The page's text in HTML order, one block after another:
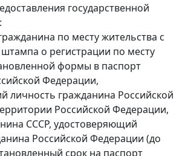
государственной
по месту жительства с
о регистрации по месту
формы в паспорт
Федерации,
личность гражданина Российской
Российской Федерации,
СССР, удостоверяющий
Российской Федерации (до
срок на паспорт